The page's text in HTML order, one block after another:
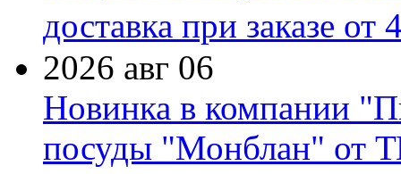
доставка при заказе от
2026 авг 06
Новинка в компании
посуды "Монблан" от